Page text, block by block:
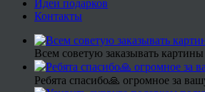
Идеи подарков
Контакты
Всем советую заказывать
Ребята спасибо🙏 огромное за